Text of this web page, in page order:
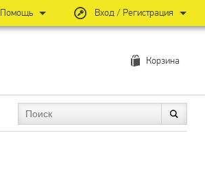
Корзина
Вход / Регистрация
Помощь